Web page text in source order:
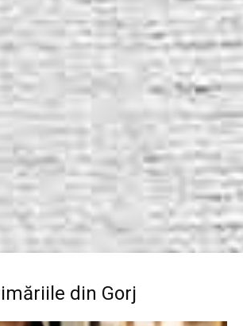
din Gorj